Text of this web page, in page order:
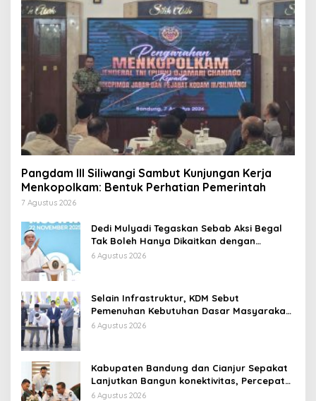
Pangdam III Siliwangi Sambut Kunjungan Kerja
Menkopolkam: Bentuk Perhatian Pemerintah
7 Agustus 2026
Dedi Mulyadi Tegaskan Sebab Aksi Begal
Tak Boleh Hanya Dikaitkan dengan
Ekonomi
6 Agustus 2026
Selain Infrastruktur, KDM Sebut
Pemenuhan Kebutuhan Dasar Masyarakat
Jadi Fokus APBD Jabar 2027
6 Agustus 2026
Kabupaten Bandung dan Cianjur Sepakat
Lanjutkan Bangun konektivitas, Percepat
Pertumbuhan Ekonomi Daerah
6 Agustus 2026